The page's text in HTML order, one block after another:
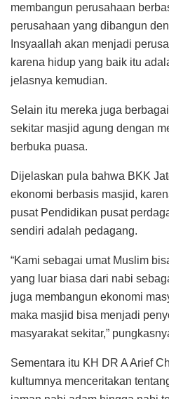
membangun perusahaan
perusahaan yang dibangun
Insyaallah akan menjadi
karena hidup yang baik itu
jelasnya kemudian.
Selain itu mereka juga
sekitar masjid agung dengan
berbuka puasa.
Dijelaskan pula bahwa BKK
ekonomi berbasis masjid,
pusat Pendidikan pusat
sendiri adalah pedagang.
“Kami sebagai umat Muslim
yang luar biasa dari nabi
juga membangun ekonomi
maka masjid bisa menjadi
masyarakat sekitar,”
Sementara itu KH DR A Arief
kultumnya menceritakan